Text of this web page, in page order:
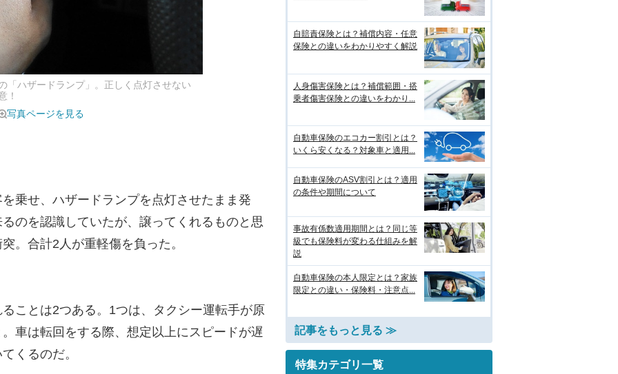
「ハザードランプ」。正しく点灯させない
！
写真ページを見る
乗せ、ハザードランプを点灯させたまま発
のを認識していたが、譲ってくれるものと思
。合計2人が重軽傷を負った。
ことは2つある。1つは、タクシー運転手が原
車は転回をする際、想定以上にスピードが遅
くるのだ。
自賠責保険とは？補償内容・任意
保険との違いをわかりやすく解説
人身傷害保険とは？補償範囲・搭
乗者傷害保険との違いをわかり...
自動車保険のエコカー割引とは？
いくら安くなる？対象車と適用...
自動車保険のASV割引とは？適用
の条件や期間について
事故有係数適用期間とは？同じ等
級でも保険料が変わる仕組みを解
説
自動車保険の本人限定とは？家族
限定との違い・保険料・注意点...
記事をもっと見る ≫
特集カテゴリ一覧